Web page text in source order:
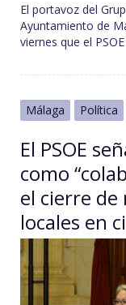
El portavoz del
Ayuntamiento de
viernes que el
Málaga Política
El PSOE
como
el cierre de
locales en